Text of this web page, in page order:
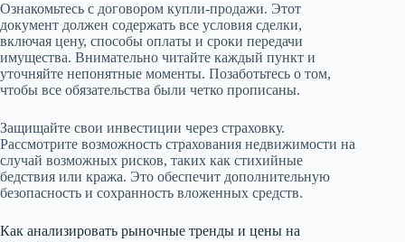
Ознакомьтесь с договором купли-продажи. Этот
документ должен содержать все условия сделки,
включая цену, способы оплаты и сроки передачи
имущества. Внимательно читайте каждый пункт и
уточняйте непонятные моменты. Позаботьтесь о том,
чтобы все обязательства были четко прописаны.
Защищайте свои инвестиции через страховку.
Рассмотрите возможность страхования недвижимости на
случай возможных рисков, таких как стихийные
бедствия или кража. Это обеспечит дополнительную
безопасность и сохранность вложенных средств.
Как анализировать рыночные тренды и цены на